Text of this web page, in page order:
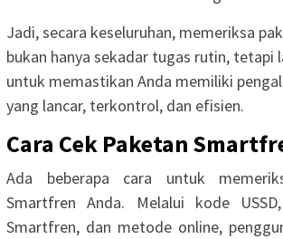
Jadi, secara keseluruhan, memeriksa
bukan hanya sekadar tugas rutin, tetapi
untuk memastikan Anda memiliki
yang lancar, terkontrol, dan efisien.
Cara Cek Paketan
Ada beberapa cara untuk
Smartfren Anda. Melalui kode
Smartfren, dan metode online,